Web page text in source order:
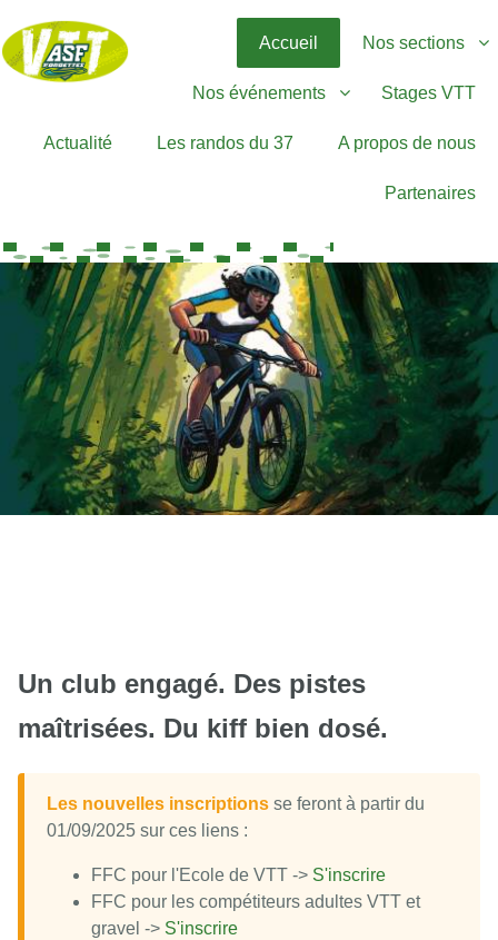
Accueil Nos sections
Nos événements Stages VTT
Actualité Les randos du 37 A propos de nous
Partenaires
Un club engagé. Des pistes
maîtrisées. Du kiff bien dosé.
Les nouvelles inscriptions se feront à partir du
01/09/2025 sur ces liens :
FFC pour l'Ecole de VTT -> S'inscrire
FFC pour les compétiteurs adultes VTT et
gravel -> S'inscrire